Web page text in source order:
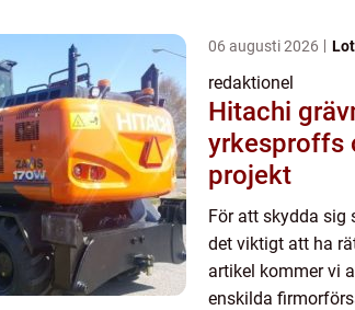
06 augusti 2026
redaktionel
Hitachi
yrkesproffs
projekt
För att skydda sig
det viktigt att ha
artikel kommer vi
enskilda